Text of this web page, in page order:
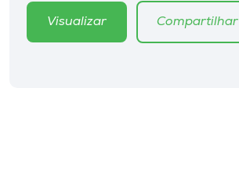
Editora
Visualizar Compartilhar